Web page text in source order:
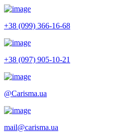
+38 (099) 366-16-68
+38 (097) 905-10-21
@Carisma.ua
mail@carisma.ua